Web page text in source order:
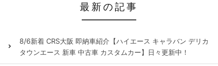
最新の記事
8/6新着 CRS大阪 即納車紹介【ハイエース キャラバン デリカ
タウンエース 新車 中古車 カスタムカー】日々更新中！